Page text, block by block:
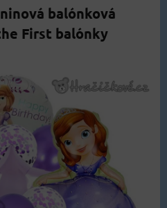
balónková
First balónky